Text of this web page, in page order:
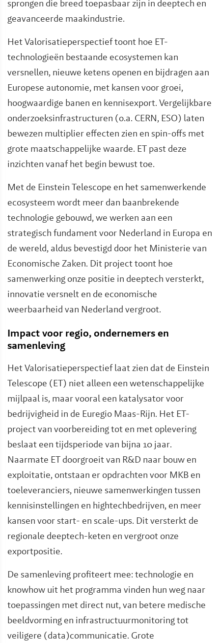
sprongen die breed toepasbaar zijn in deeptech en
geavanceerde maakindustrie.
Het Valorisatieperspectief toont hoe ET-
technologieën bestaande ecosystemen kan
versnellen, nieuwe ketens openen en bijdragen aan
Europese autonomie, met kansen voor groei,
hoogwaardige banen en kennisexport. Vergelijkbare
onderzoeksinfrastructuren (o.a. CERN, ESO) laten
bewezen multiplier effecten zien en spin-offs met
grote maatschappelijke waarde. ET past deze
inzichten vanaf het begin bewust toe.
Met de Einstein Telescope en het samenwerkende
ecosysteem wordt meer dan baanbrekende
technologie gebouwd, we werken aan een
strategisch fundament voor Nederland in Europa en
de wereld, aldus bevestigd door het Ministerie van
Economische Zaken. Dit project toont hoe
samenwerking onze positie in deeptech versterkt,
innovatie versnelt en de economische
weerbaarheid van Nederland vergroot.
Impact voor regio, ondernemers en
samenleving
Het Valorisatieperspectief laat zien dat de Einstein
Telescope (ET) niet alleen een wetenschappelijke
mijlpaal is, maar vooral een katalysator voor
bedrijvigheid in de Euregio Maas-Rijn. Het ET-
project van voorbereiding tot en met oplevering
beslaat een tijdsperiode van bijna 10 jaar.
Naarmate ET doorgroeit van R&D naar bouw en
exploitatie, ontstaan er opdrachten voor MKB en
toeleveranciers, nieuwe samenwerkingen tussen
kennisinstellingen en hightechbedrijven, en meer
kansen voor start- en scale-ups. Dit versterkt de
regionale deeptech-keten en vergroot onze
exportpositie.
De samenleving profiteert mee: technologie en
knowhow uit het programma vinden hun weg naar
toepassingen met direct nut, van betere medische
beeldvorming en infrastructuurmonitoring tot
veiligere (data)communicatie. Grote